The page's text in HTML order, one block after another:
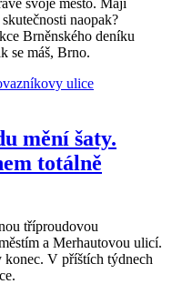
svoje město. Mají
naopak?
Brněnského deníku
se máš, Brno.
mění šaty.
totálně
tříproudovou
a Merhautovou ulicí.
konec. V příštích týdnech